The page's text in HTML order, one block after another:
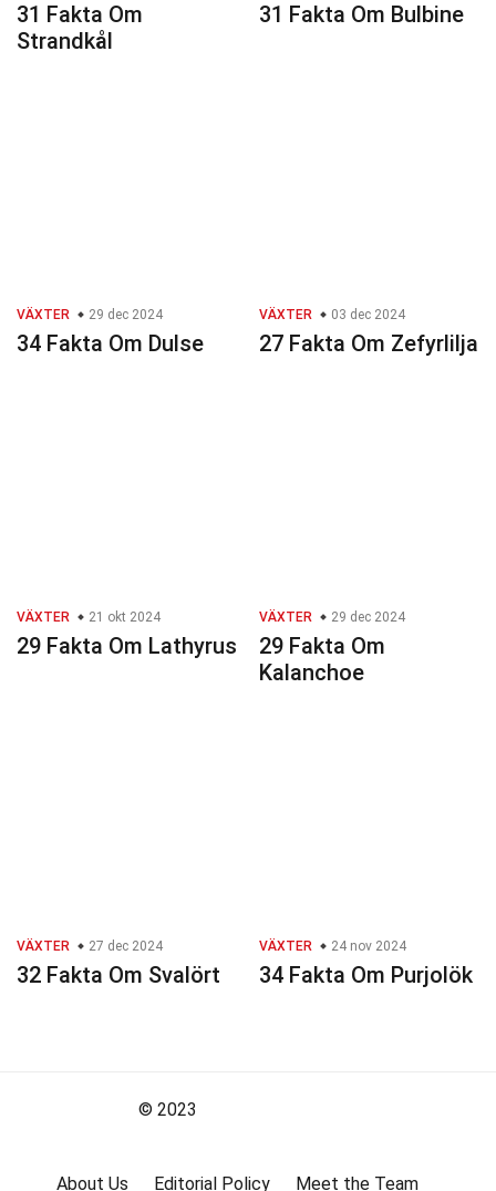
31 Fakta Om
Strandkål
31 Fakta Om Bulbine
VÄXTER 29 dec 2024
34 Fakta Om Dulse
VÄXTER 03 dec 2024
27 Fakta Om Zefyrlilja
VÄXTER 21 okt 2024
29 Fakta Om Lathyrus
VÄXTER 29 dec 2024
29 Fakta Om
Kalanchoe
VÄXTER 27 dec 2024
32 Fakta Om Svalört
VÄXTER 24 nov 2024
34 Fakta Om Purjolök
© 2023
About Us Editorial Policy
Meet the Team